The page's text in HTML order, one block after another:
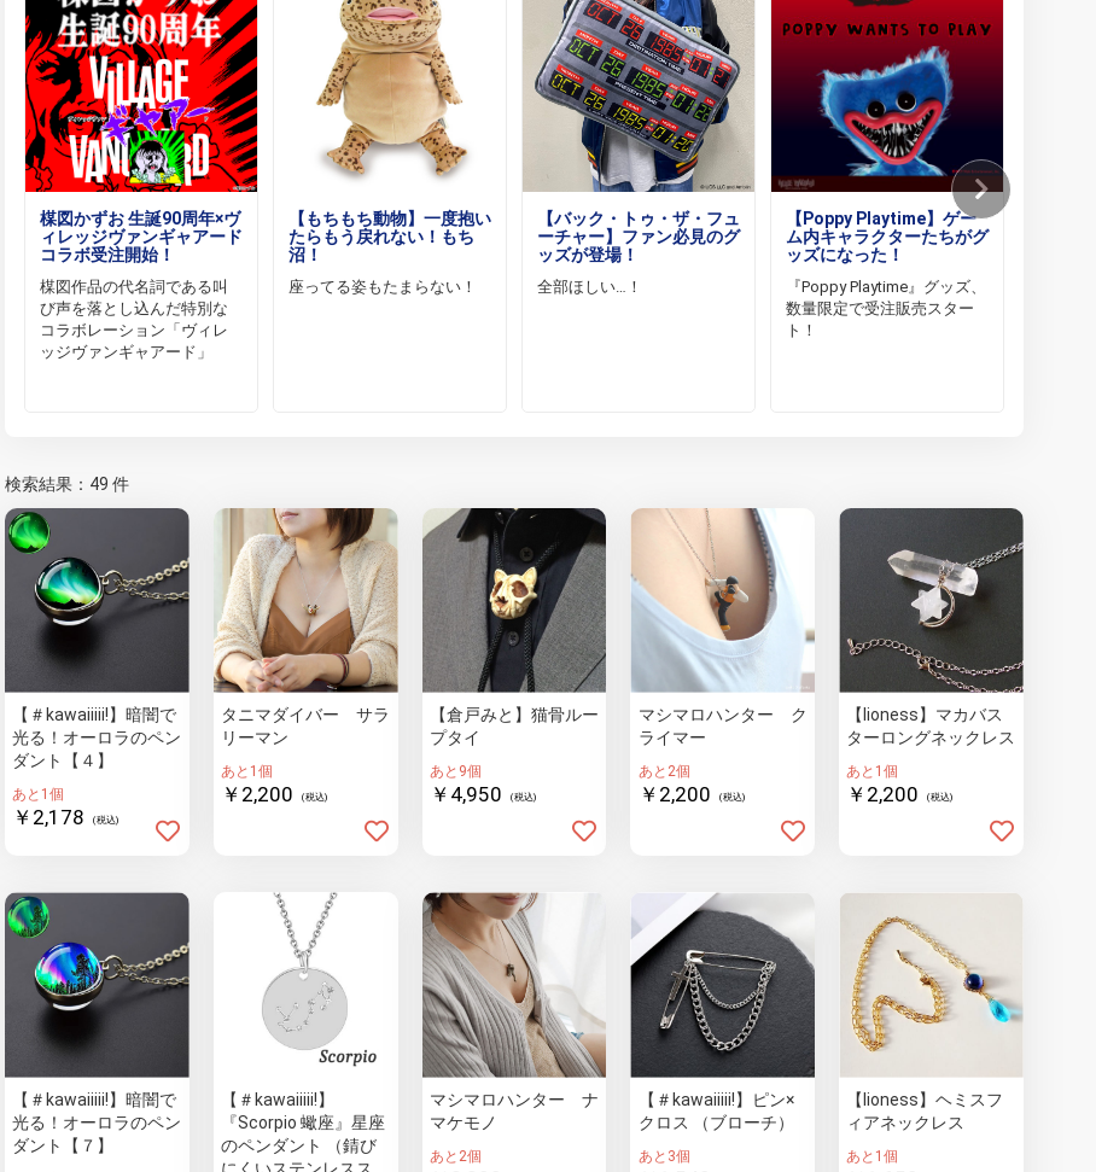
楳図かずお 生誕90周年×ヴ
ィレッジヴァンギャアード
コラボ受注開始！
楳図作品の代名詞である叫
び声を落とし込んだ特別な
コラボレーション「ヴィレ
ッジヴァンギャアード」
【もちもち動物】一度抱い
たらもう戻れない！もち
沼！
座ってる姿もたまらない！
【バック・トゥ・ザ・フュ
ーチャー】ファン必見のグ
ッズが登場！
全部ほしい…！
【Poppy Playtime】ゲー
ム内キャラクターたちがグ
ッズになった！
『Poppy Playtime』グッズ、
数量限定で受注販売スター
ト！
検索結果：49 件
【＃kawaiiiii!】暗闇で
光る！オーロラのペン
ダント【４】
あと1個
￥2,178 (税込)
タニマダイバー サラ
リーマン
あと1個
￥2,200 (税込)
【倉戸みと】猫骨ルー
プタイ
あと9個
￥4,950 (税込)
マシマロハンター ク
ライマー
あと2個
￥2,200 (税込)
【lioness】マカバス
ターロングネックレス
あと1個
￥2,200 (税込)
【＃kawaiiiii!】暗闇で
光る！オーロラのペン
ダント【７】
【＃kawaiiiii!】
『Scorpio 蠍座』星座
のペンダント （錆び
マシマロハンター ナ
マケモノ
あと2個
【＃kawaiiiii!】ピン×
クロス （ブローチ）
あと3個
【lioness】ヘミスフ
ィアネックレス
あと1個